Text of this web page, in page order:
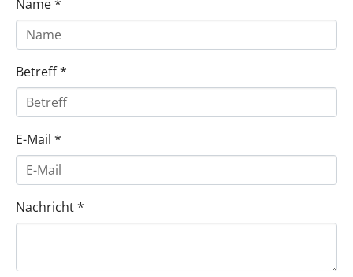
Name*
Betreff*
E-Mail *
Nachricht*